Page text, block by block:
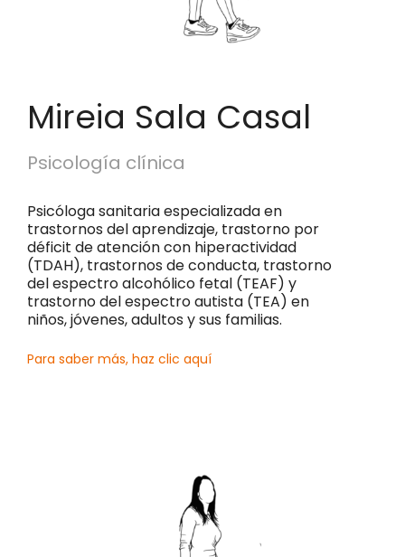
Mireia Sala Casal
Psicología clínica
Psicóloga sanitaria especializada en
trastornos del aprendizaje, trastorno por
déficit de atención con hiperactividad
(TDAH), trastornos de conducta, trastorno
del espectro alcohólico fetal (TEAF) y
trastorno del espectro autista (TEA) en
niños, jóvenes, adultos y sus familias.
Para saber más, haz clic aquí